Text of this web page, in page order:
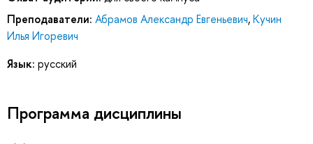
Преподаватели: Абрамов Александр Евгеньевич,Кучин
Илья Игоревич
Язык: русский
Программа дисциплины